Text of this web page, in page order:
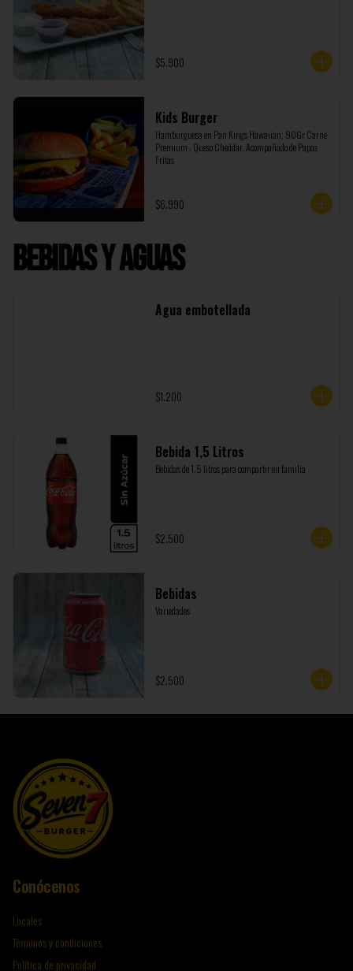
$5.900
Kids Burger
Hamburguesa en Pan Kings Hawaiian, 90Gr Carne
Premium , Queso Cheddar, Acompañado de Papas
Fritas
$6.990
Bebidas y Aguas
Agua embotellada
$1.200
Bebida 1,5 Litros
Bebidas de 1,5 litros para compartir en familia
$2.500
Bebidas
Variedades
$2.500
Conócenos
Locales
Términos y condiciones
Política de privacidad